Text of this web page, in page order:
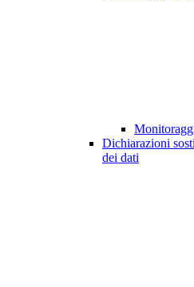
Dichiarazioni
dei dati